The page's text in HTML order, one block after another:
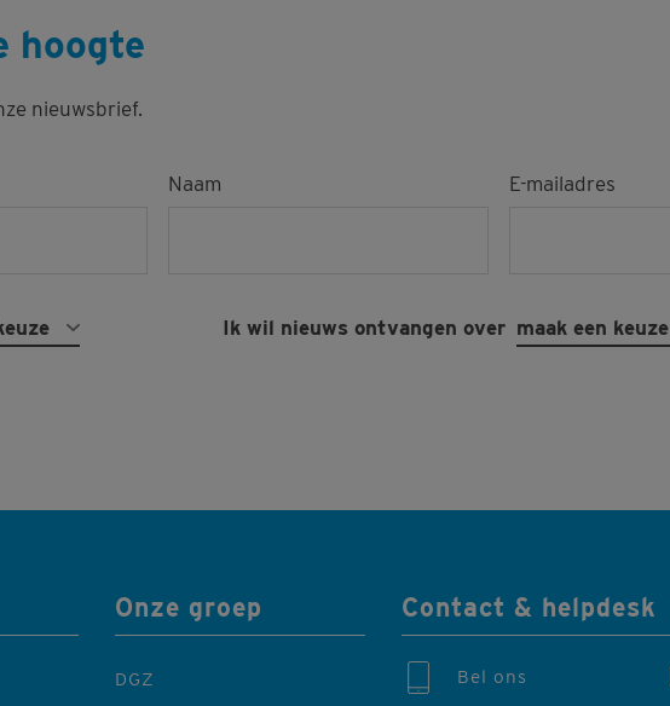
hoogte
nieuwsbrief.
Naam E-mailadres
Ik wil nieuws ontvangen over maak een keuze
Onze groep
DGZ
Contact & helpdesk
Bel ons